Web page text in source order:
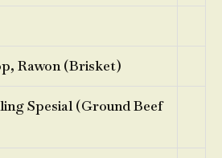
Rawon (Brisket)
Spesial (Ground Beef